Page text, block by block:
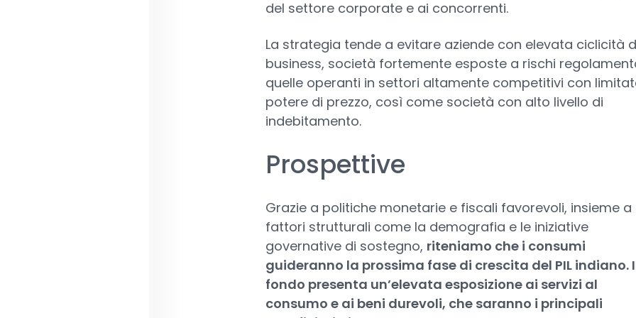
del settore corporate e ai concorrenti.
La strategia tende a evitare aziende con elevata ciclicità
business, società fortemente esposte a rischi
quelle operanti in settori altamente competitivi con
potere di prezzo, così come società con alto livello di
indebitamento.
Prospettive
Grazie a politiche monetarie e fiscali favorevoli, insieme a
fattori strutturali come la demografia e le iniziative
governative di sostegno, riteniamo che i consumi
guideranno la prossima fase di crescita del PIL indiano.
fondo presenta un’elevata esposizione ai servizi al
consumo e ai beni durevoli, che saranno i principali